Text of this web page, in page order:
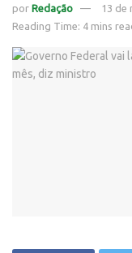
por Redação
13 de
Reading Time: 4 mins